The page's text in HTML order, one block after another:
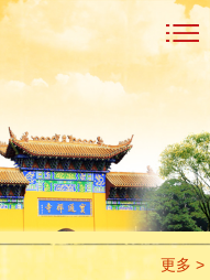
更多 >